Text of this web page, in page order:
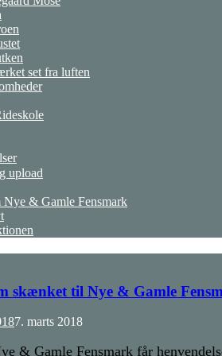
set fra luften
upload
Nye & Gamle Fensmark
skænket til Nye & Gamle
7. marts 2018
& Gamle Fensmark får